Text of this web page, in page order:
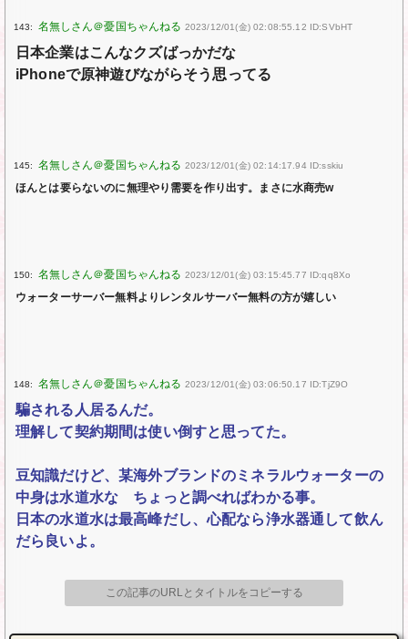
143: 2023/12/01(金) 02:08:55.12 ID:SVbHT
日本企業はこんなクズばっかだな
iPhoneで原神遊びながらそう思ってる
145: 2023/12/01(金) 02:14:17.94 ID:sskiu
ほんとは要らないのに無理やり需要を作り出す。まさに水商売w
150: 2023/12/01(金) 03:15:45.77 ID:qq8Xo
ウォーターサーバー無料よりレンタルサーバー無料の方が嬉しい
148: 2023/12/01(金) 03:06:50.17 ID:TjZ9O
騙される人居るんだ。
理解して契約期間は使い倒すと思ってた。
豆知識だけど、某海外ブランドのミネラルウォーターの
中身は水道水な ちょっと調べればわかる事。
日本の水道水は最高峰だし、心配なら浄水器通して飲ん
だら良いよ。
この記事のURLとタイトルをコピーする